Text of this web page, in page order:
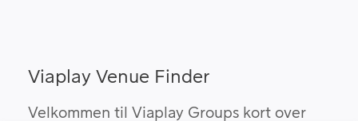
Viaplay Venue Finder
Velkommen til Viaplay Groups kort over